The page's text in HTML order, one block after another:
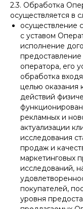
2.3. Обработка
осуществляется в
осуществление
с уставом
исполнение
оператора, его
обработка
целью оказания
действий
рекламных и
актуализации
исследования
продаж и
маркетинговых
исследований,
покупателей,
уровня